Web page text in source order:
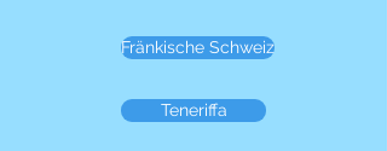
Fränkische Schweiz
Teneriffa